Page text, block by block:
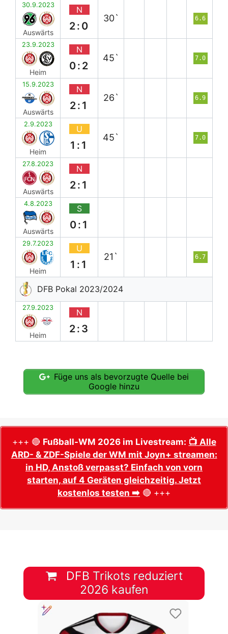
30.9.2023
Auswärts
N
2:0
30` 6.6
23.9.2023
Heim
N
0:2
45` 7.0
15.9.2023
Auswärts
N
2:1
26` 6.9
2.9.2023
Heim
U
1:1
45` 7.0
27.8.2023
Auswärts
N
2:1
4.8.2023
Auswärts
S
0:1
29.7.2023
Heim
U
1:1
21` 6.7
DFB Pokal 2023/2024
27.9.2023
Heim
N
2:3
Füge uns als bevorzugte Quelle bei
Google hinzu
+++ 🔴 Fußball-WM 2026 im Livestream: 📺 Alle
ARD- & ZDF-Spiele der WM mit Joyn+ streamen:
in HD, Anstoß verpasst? Einfach von vorn
starten, auf 4 Geräten gleichzeitig. Jetzt
kostenlos testen ➡️ 🔴 +++
DFB Trikots reduziert
2026 kaufen